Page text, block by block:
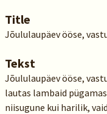
Title
Jõululaupäev ööse,
Tekst
Jõululaupäev ööse,
lautas lambaid
niisugune kui harilik,